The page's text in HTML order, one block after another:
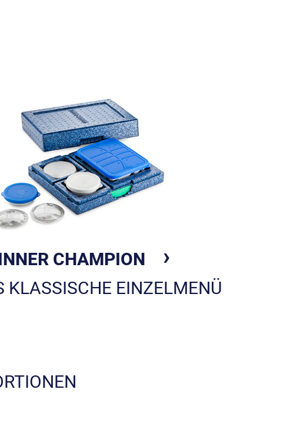
CHAMPION
KLASSISCHE EINZELMENÜ